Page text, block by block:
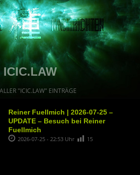
ICIC.LAW
"ICIC.LAW" EINTRÄGE
Reiner Fuellmich | 2026-07-25 –
UPDATE – Besuch bei Reiner
Fuellmich
2026-07-25 - 22:53 Uhr 15